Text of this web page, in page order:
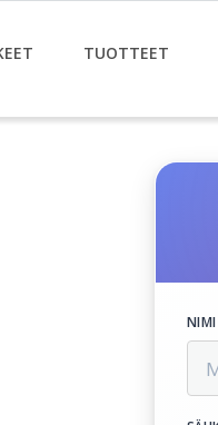
TUOTTEET